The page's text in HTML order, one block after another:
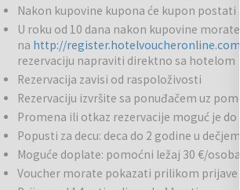
Restoran i bar: Od doručka ujutro do ručka u
kušanje najboljih jela tradicionalne lokalne
nacionalne kuhinje. Osim toga, podrum,
primer, nudi širok izbor nacionalnih vina, idealnih
prikladan je za aperitiv ili večernje piće sa
Okolina
: Zbog svoje vrlo mirne lokacije, Hotel
prekrasnog grada Siene, sa svojom čarolijom
koja nude jedinstvene lokacije kao što su: vinska
Firenca. Svoje goste poslužujemo na profesionalan
Nakon kupovine kupona će kupon postati
U roku od 10 dana nakon kupovine
na http://register.hotelvoucheronline.com
rezervaciju napraviti direktno sa hotelom
Rezervacija zavisi od raspoloživosti
Rezervaciju izvršite sa ponuđačem uz
Promena ili otkaz rezervacije moguć je do
Popusti za decu: deca do 2 godine u
Moguće doplate: pomoćni ležaj 30 €/
Voucher morate pokazati prilikom prijave